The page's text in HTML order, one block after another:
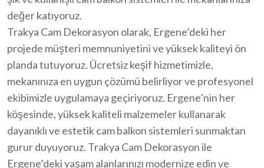
değer katıyoruz.
Trakya Cam Dekorasyon olarak, Ergene’deki her
projede müşteri memnuniyetini ve yüksek kaliteyi ön
planda tutuyoruz. Ücretsiz keşif hizmetimizle,
mekanınıza en uygun çözümü belirliyor ve profesyonel
ekibimizle uygulamaya geçiriyoruz. Ergene’nin her
köşesinde, yüksek kaliteli malzemeler kullanarak
dayanıklı ve estetik cam balkon sistemleri sunmaktan
gurur duyuyoruz. Trakya Cam Dekorasyon ile
Ergene’deki yaşam alanlarınızı modernize edin ve